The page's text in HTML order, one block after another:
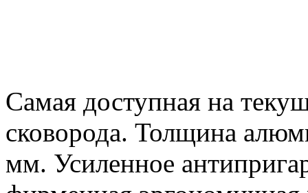
Самая доступная на
сковорода. Толщина
мм. Усиленное